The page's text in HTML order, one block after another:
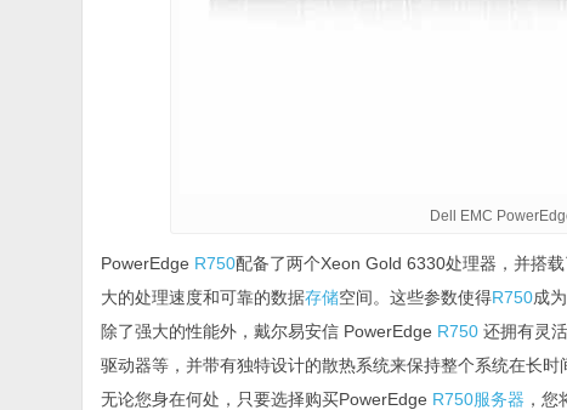
Dell EMC
PowerEdge R750配备了两个Xeon Gold 6330处理器，并搭
大的处理速度和可靠的数据存储空间。这些参数使得R750成
除了强大的性能外，戴尔易安信 PowerEdge R750 还拥有灵
驱动器等，并带有独特设计的散热系统来保持整个系统在长时
无论您身在何处，只要选择购买PowerEdge R750服务器 ，